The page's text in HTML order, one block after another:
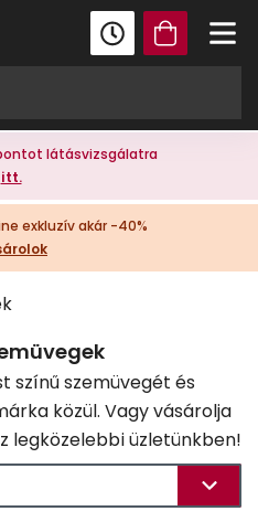
látásvizsgálatra
itt.
exkluzív akár -40%
színű szemüvegét és
közül. Vagy vásárolja
legközelebbi üzletünkben!